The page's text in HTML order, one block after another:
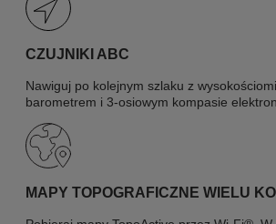
CZUJNIKI ABC
Nawiguj po kolejnym szlaku z
barometrem i 3-osiowym kompasie
MAPY TOPOGRAFICZNE WIELU